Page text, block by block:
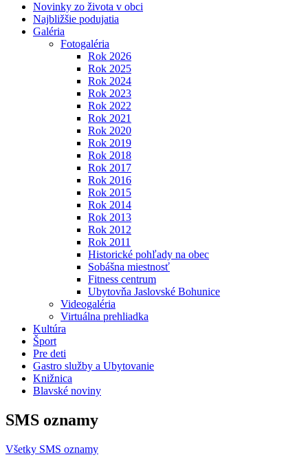
Novinky zo života v obci
Najbližšie podujatia
Galéria
Fotogaléria
Rok 2026
Rok 2025
Rok 2024
Rok 2023
Rok 2022
Rok 2021
Rok 2020
Rok 2019
Rok 2018
Rok 2017
Rok 2016
Rok 2015
Rok 2014
Rok 2013
Rok 2012
Rok 2011
Historické pohľady na obec
Sobášna miestnosť
Fitness centrum
Ubytovňa Jaslovské Bohunice
Videogaléria
Virtuálna prehliadka
Kultúra
Šport
Pre deti
Gastro služby a Ubytovanie
Knižnica
Blavské noviny
SMS oznamy
Všetky SMS oznamy